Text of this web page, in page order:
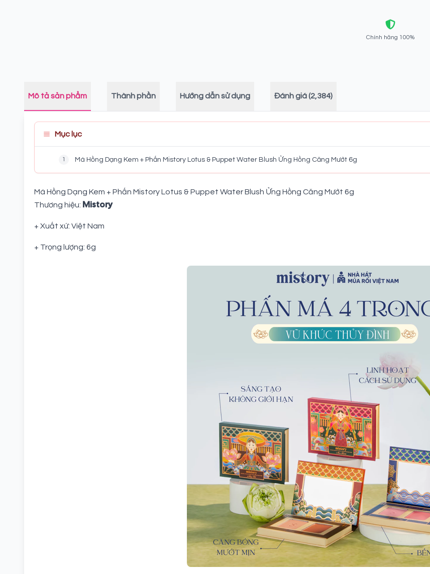
Chính hãng 100%
Mô tả sản phẩm Thành phần Hướng dẫn sử dụng Đánh giá (2,384)
Mục lục
1 Má Hồng Dạng Kem + Phấn Mistory Lotus & Puppet Water Blush Ửng Hồng Căng Mướt 6g
Má Hồng Dạng Kem + Phấn Mistory Lotus & Puppet Water Blush Ửng Hồng Căng Mướt 6g
Thương hiệu: Mistory
+ Xuất xứ: Việt Nam
+ Trọng lượng: 6g